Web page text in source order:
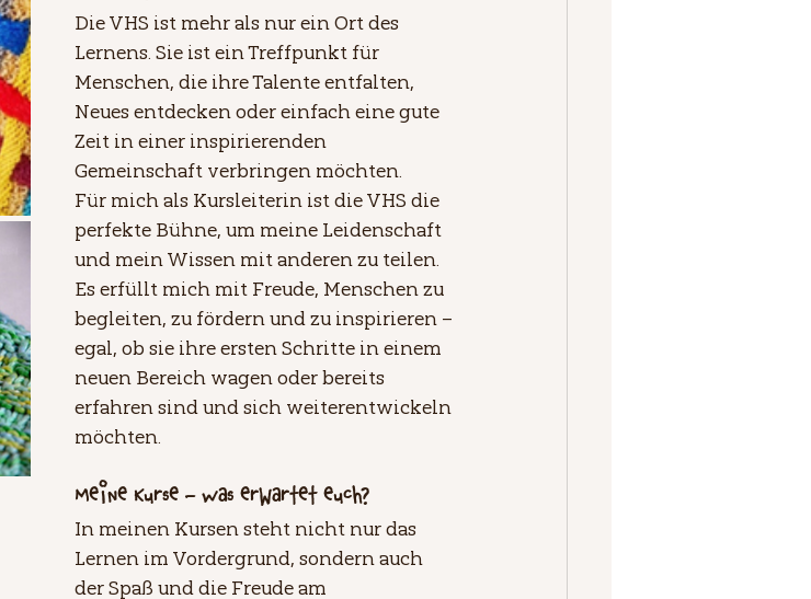
Die VHS ist mehr als nur ein Ort des
Lernens. Sie ist ein Treffpunkt für
Menschen, die ihre Talente entfalten,
Neues entdecken oder einfach eine gute
Zeit in einer inspirierenden
Gemeinschaft verbringen möchten.
Für mich als Kursleiterin ist die VHS die
perfekte Bühne, um meine Leidenschaft
und mein Wissen mit anderen zu teilen.
Es erfüllt mich mit Freude, Menschen zu
begleiten, zu fördern und zu inspirieren –
egal, ob sie ihre ersten Schritte in einem
neuen Bereich wagen oder bereits
erfahren sind und sich weiterentwickeln
möchten.
Meine Kurse – Was erwartet euch?
In meinen Kursen steht nicht nur das
Lernen im Vordergrund, sondern auch
der Spaß und die Freude am